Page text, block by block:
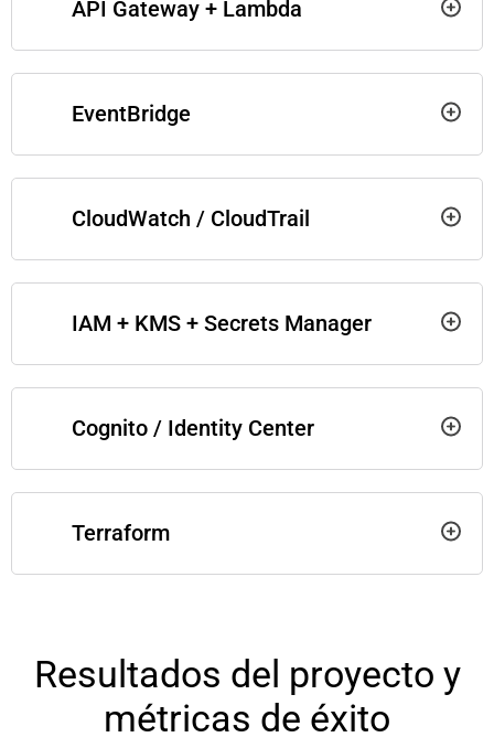
API Gateway + Lambda
EventBridge
CloudWatch / CloudTrail
IAM + KMS + Secrets Manager
Cognito / Identity Center
Terraform
Resultados del proyecto y
métricas de éxito